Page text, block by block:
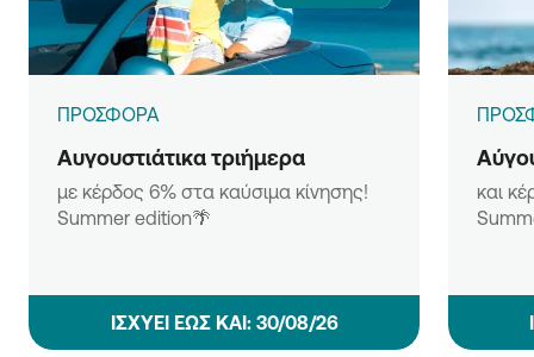
ΠΡΟΣΦΟΡΑ
Αυγουστιάτικα τριήμερα
με κέρδος 6% στα καύσιμα κίνησης!
Summer edition🌴
ΙΣΧΥΕΙ ΕΩΣ ΚΑΙ: 30/08/26
και